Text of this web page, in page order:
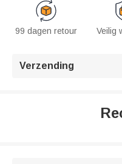
99 dagen retour Veilig
Verzending